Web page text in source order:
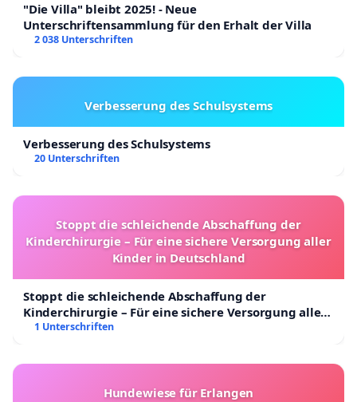
"Die Villa" bleibt 2025! - Neue
Unterschriftensammlung für den Erhalt der Villa
2 038 Unterschriften
Verbesserung des Schulsystems
Verbesserung des Schulsystems
20 Unterschriften
Stoppt die schleichende Abschaffung der
Kinderchirurgie – Für eine sichere Versorgung aller
Kinder in Deutschland
Stoppt die schleichende Abschaffung der
Kinderchirurgie – Für eine sichere Versorgung aller
Kinder in Deutschland
1 Unterschriften
Hundewiese für Erlangen